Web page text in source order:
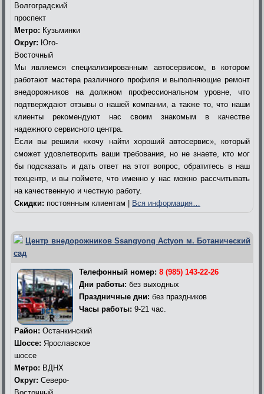
Волгоградский
проспект
Метро: Кузьминки
Округ: Юго-
Восточный
Мы являемся специализированным автосервисом, в котором
работают мастера различного профиля и выполняющие ремонт
внедорожников на должном профессиональном уровне, что
подтверждают отзывы о нашей компании, а также то, что наши
клиенты рекомендуют нас своим знакомым в качестве
надежного сервисного центра.
Если вы решили «хочу найти хороший автосервис», который
сможет удовлетворить ваши требования, но не знаете, кто мог
бы подсказать и дать ответ на этот вопрос, обратитесь в наш
техцентр, и вы поймете, что именно у нас можно рассчитывать
на качественную и честную работу.
Скидки: постоянным клиентам | Вся информация…
Центр внедорожников Ssangyong Actyon м. Ботанический
сад
Телефонный номер: 8 (985) 143-22-26
Дни работы: без выходных
Праздничные дни: без праздников
Часы работы: 9-21 час.
Район: Останкинский
Шоссе: Ярославское
шоссе
Метро: ВДНХ
Округ: Северо-